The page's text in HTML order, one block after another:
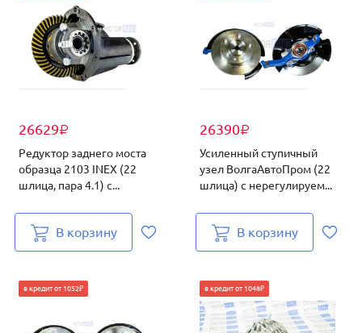
26629₽
Редуктор заднего моста
образца 2103 INEX (22
шлица, пара 4.1) с...
В корзину
26390₽
Усиленный ступичный
узел ВолгаАвтоПром (22
шлица) с нерегулируем...
В корзину
в кредит от 1052₽ в кредит от 1048₽